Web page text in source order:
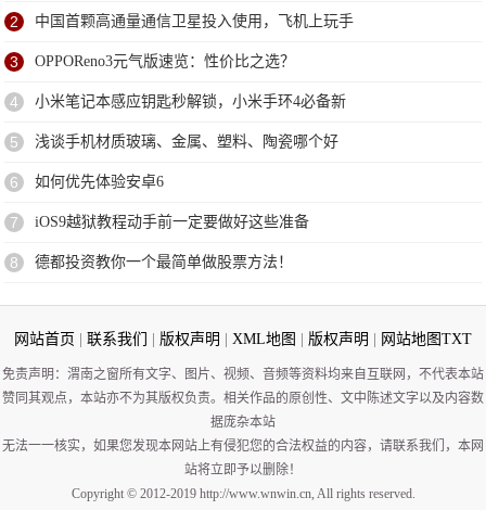
2 中国首颗高通量通信卫星投入使用，飞机上玩手
3 OPPOReno3元气版速览：性价比之选？
4 小米笔记本感应钥匙秒解锁，小米手环4必备新
5 浅谈手机材质玻璃、金属、塑料、陶瓷哪个好
6 如何优先体验安卓6
7 iOS9越狱教程动手前一定要做好这些准备
8 德都投资教你一个最简单做股票方法！
网站首页 联系我们 版权声明 XML地图 版权声明 网站地图TXT
免责声明：渭南之窗所有文字、图片、视频、音频等资料均来自互联网，不代表本站
赞同其观点，本站亦不为其版权负责。相关作品的原创性、文中陈述文字以及内容数
据庞杂本站
无法一一核实，如果您发现本网站上有侵犯您的合法权益的内容，请联系我们，本网
站将立即予以删除！
Copyright © 2012-2019 http://www.wnwin.cn, All rights reserved.